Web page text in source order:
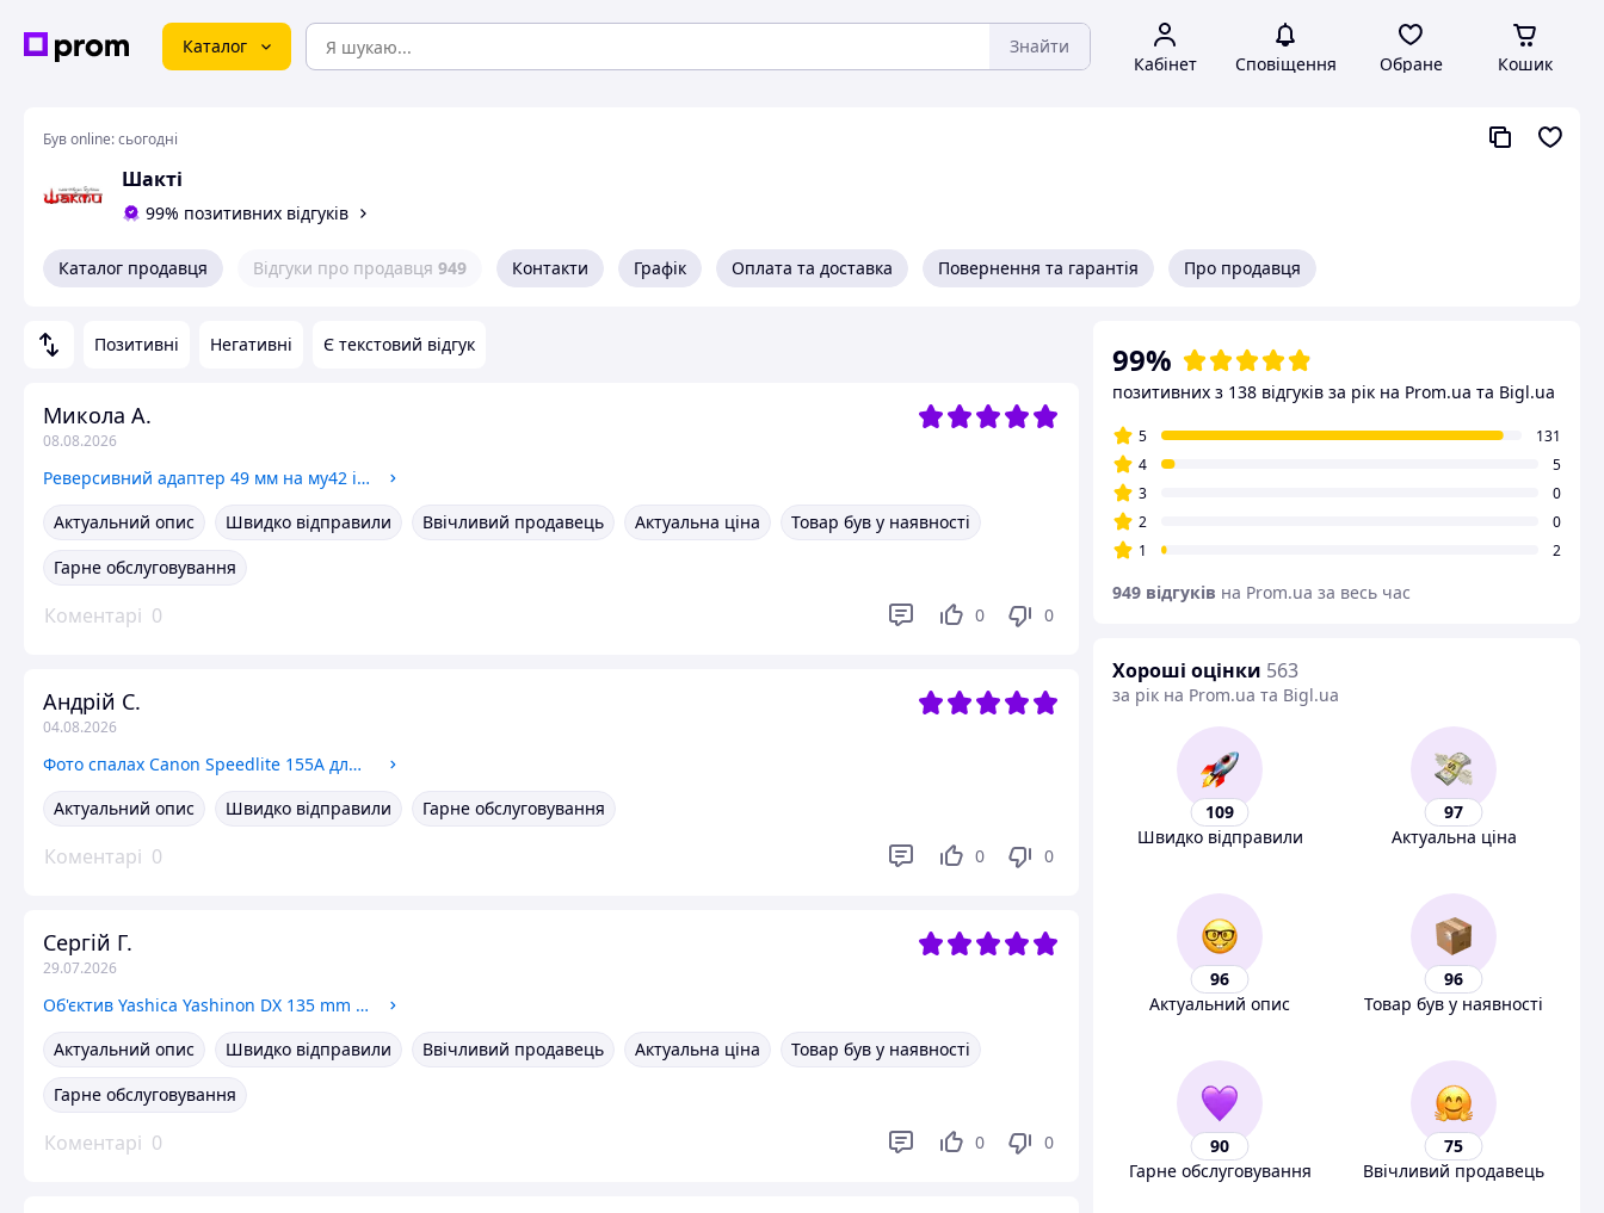
Каталог Знайти
Кабінет Сповіщення Обране Кошик
Був online:сьогодні
Шактi
99% позитивних відгуків
Каталог продавця Відгуки про продавця 949 Контакти Графік Оплата та доставка Повернення та гарантія Про продавця
Позитивні Негативні Є текстовий відгук
Микола А.
08.08.2026
Реверсивний адаптер 49 мм на му42 із кришкою
Актуальний опис
Швидко відправили Ввічливий продавець Актуальна ціна
Товар був у наявності
Гарне обслуговування
Коментарі 0 0 0
Андрій С.
04.08.2026
Фото спалах Canon Speedlite 155A для фотоапаратів Canon серії A
Актуальний опис
Швидко відправили Гарне обслуговування
Коментарі 0 0 0
Сергій Г.
29.07.2026
Об'єктив Yashica Yashinon DX 135 mm 2.8 m42 + кофр
Актуальний опис
Швидко відправили Ввічливий продавець Актуальна ціна
Товар був у наявності
Гарне обслуговування
Коментарі 0 0 0
99%
позитивних з 138 відгуків за рік на Prom.ua та Bigl.ua
5
131
4
5
3
0
2
0
1
2
949 відгуків на Prom.ua за весь час
Хороші оцінки 563
за рік на Prom.ua та Bigl.ua
109
Швидко відправили
97
Актуальна ціна
96
Актуальний опис
96
Товар був у наявності
90
Гарне обслуговування
75
Ввічливий продавець